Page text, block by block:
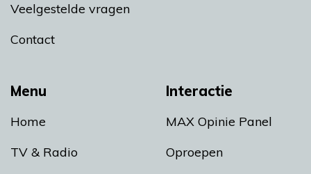
Menu
Home
TV & Radio
Interactie
MAX Opinie Panel
Oproepen
Veelgestelde vragen
Contact